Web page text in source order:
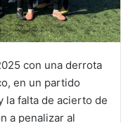
con una derrota
en un partido
la falta de acierto de
a penalizar al